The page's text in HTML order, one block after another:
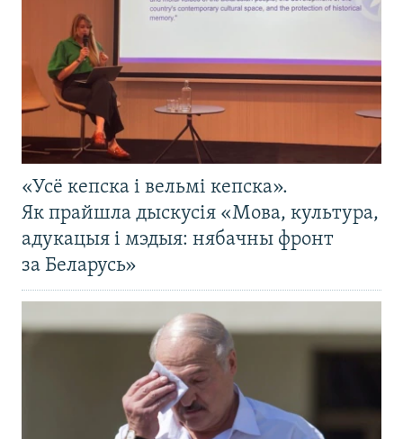
«Усё кепска і вельмі кепска».
Як прайшла дыскусія «Мова, культура,
адукацыя і мэдыя: нябачны фронт
за Беларусь»